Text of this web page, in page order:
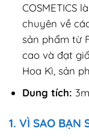
COSMETICS
chuyên về
sản phẩm từ
cao và đạt
Hoa Kì, sản
Dung tích:
1. VÌ SAO BẠN